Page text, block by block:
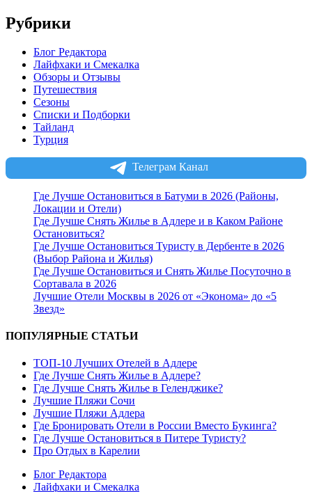
Рубрики
Блог Редактора
Лайфхаки и Смекалка
Обзоры и Отзывы
Путешествия
Сезоны
Списки и Подборки
Тайланд
Турция
Телеграм Канал
Где Лучше Остановиться в Батуми в 2026 (Районы,
Локации и Отели)
Где Лучше Снять Жилье в Адлере и в Каком Районе
Остановиться?
Где Лучше Остановиться Туристу в Дербенте в 2026
(Выбор Района и Жилья)
Где Лучше Остановиться и Снять Жилье Посуточно в
Сортавала в 2026
Лучшие Отели Москвы в 2026 от «Эконома» до «5
Звезд»
ПОПУЛЯРНЫЕ СТАТЬИ
ТОП-10 Лучших Отелей в Адлере
Где Лучше Снять Жилье в Адлере?
Где Лучше Снять Жилье в Геленджике?
Лучшие Пляжи Сочи
Лучшие Пляжи Адлера
Где Бронировать Отели в России Вместо Букинга?
Где Лучше Остановиться в Питере Туристу?
Про Отдых в Карелии
Блог Редактора
Лайфхаки и Смекалка